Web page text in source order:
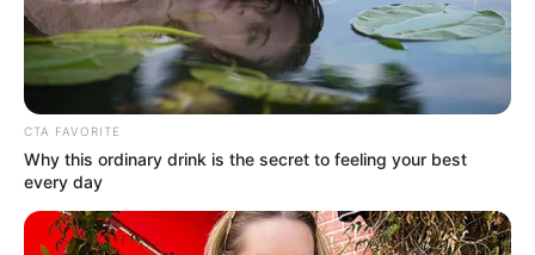
Χαλκίδα.
CTA FAVORITE
Why this ordinary drink is the secret to feeling your best
every day